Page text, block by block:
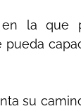
la que
su